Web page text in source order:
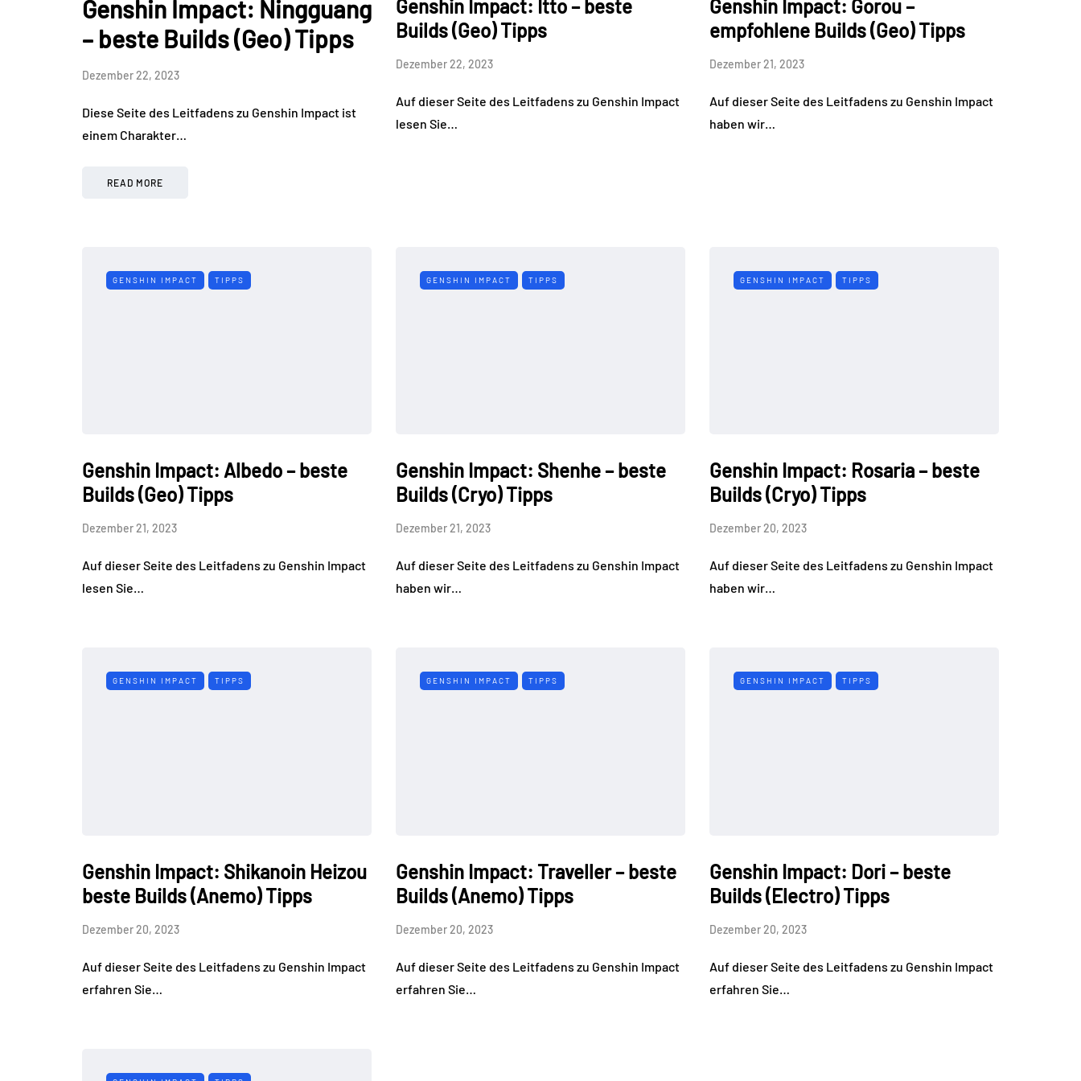
Genshin Impact: Ningguang
– beste Builds (Geo) Tipps
Dezember 22, 2023
Diese Seite des Leitfadens zu Genshin Impact ist
einem Charakter…
READ MORE
Genshin Impact: Itto – beste
Builds (Geo) Tipps
Dezember 22, 2023
Auf dieser Seite des Leitfadens zu Genshin Impact
lesen Sie…
Genshin Impact: Gorou –
empfohlene Builds (Geo) Tipps
Dezember 21, 2023
Auf dieser Seite des Leitfadens zu Genshin Impact
haben wir…
GENSHIN IMPACT TIPPS
Genshin Impact: Albedo – beste
Builds (Geo) Tipps
Dezember 21, 2023
Auf dieser Seite des Leitfadens zu Genshin Impact
lesen Sie…
GENSHIN IMPACT TIPPS
Genshin Impact: Shenhe – beste
Builds (Cryo) Tipps
Dezember 21, 2023
Auf dieser Seite des Leitfadens zu Genshin Impact
haben wir…
GENSHIN IMPACT TIPPS
Genshin Impact: Rosaria – beste
Builds (Cryo) Tipps
Dezember 20, 2023
Auf dieser Seite des Leitfadens zu Genshin Impact
haben wir…
GENSHIN IMPACT TIPPS
Genshin Impact: Shikanoin Heizou
beste Builds (Anemo) Tipps
Dezember 20, 2023
Auf dieser Seite des Leitfadens zu Genshin Impact
erfahren Sie…
GENSHIN IMPACT TIPPS
Genshin Impact: Traveller – beste
Builds (Anemo) Tipps
Dezember 20, 2023
Auf dieser Seite des Leitfadens zu Genshin Impact
erfahren Sie…
GENSHIN IMPACT TIPPS
Genshin Impact: Dori – beste
Builds (Electro) Tipps
Dezember 20, 2023
Auf dieser Seite des Leitfadens zu Genshin Impact
erfahren Sie…